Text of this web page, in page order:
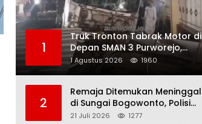
1
Truk Tronton Tabrak Motor di
Depan SMAN 3 Purworejo,
Korban Meninggal Dunia,
Polisi Masih Selidiki Penyebab
1 Agustus 2026 1960
2
Remaja Ditemukan Meninggal
di Sungai Bogowonto, Polisi
Masih Selidiki Penyebab
21 Juli 2026 1277